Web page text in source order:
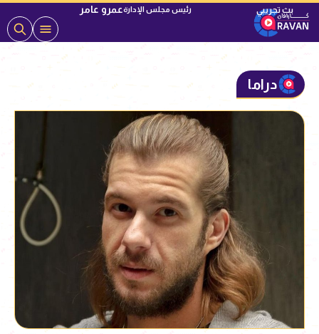
رئيس مجلس الإدارةعمرو عامر
دراما